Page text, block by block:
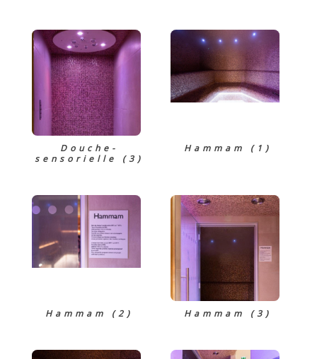
Douche-
sensorielle (3)
Hammam (1)
Hammam (2) Hammam (3)